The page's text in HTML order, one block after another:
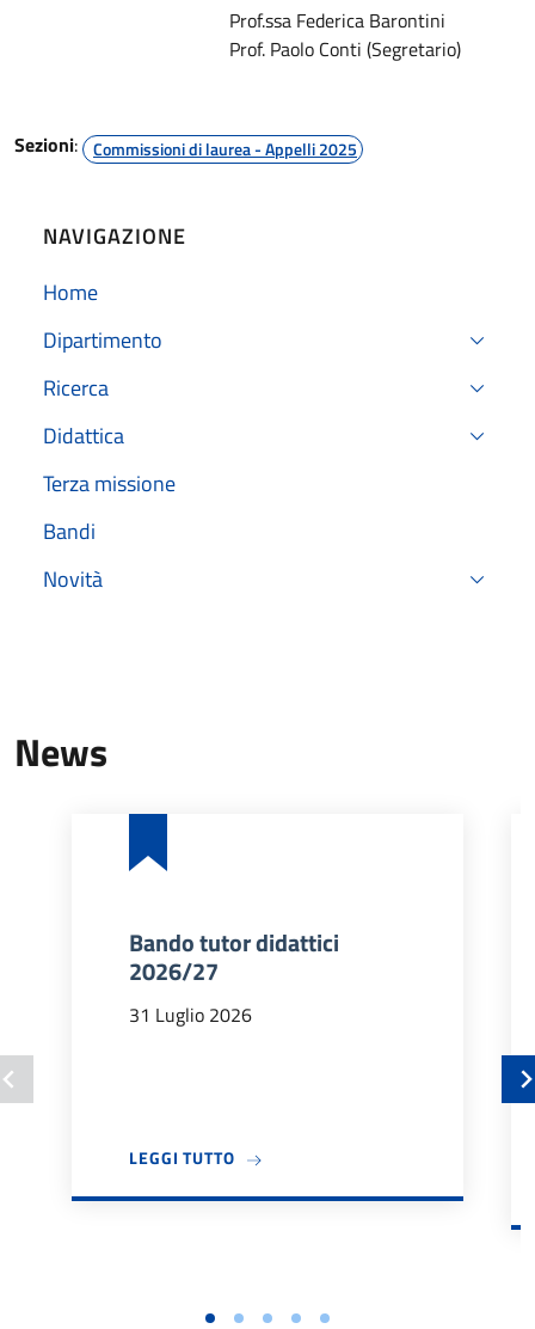
Prof.ssa Federica Barontini
Prof. Paolo Conti (Segretario)
Sezioni: Commissioni di laurea - Appelli 2025
NAVIGAZIONE
Home
Dipartimento
Ricerca
Didattica
Terza missione
Bandi
Novità
News
Bando tutor didattici
2026/27
31 Luglio 2026
LEGGI TUTTOA PROPOSITO DI BANDO TUTOR